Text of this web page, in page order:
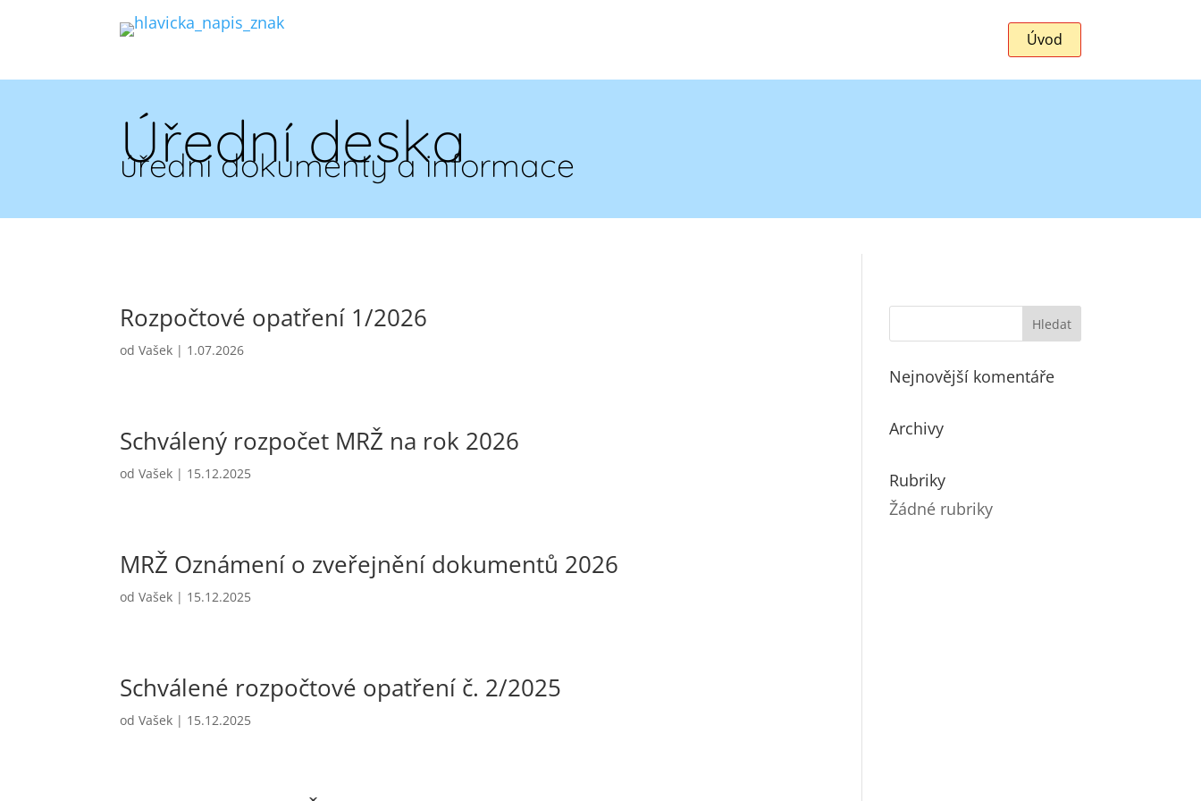
Úvod
Úřední deska
úřední dokumenty a informace
Rozpočtové opatření 1/2026
odVašek | 1.07.2026
Schválený rozpočet MRŽ na rok 2026
odVašek | 15.12.2025
MRŽ Oznámení o zveřejnění dokumentů 2026
odVašek | 15.12.2025
Schválené rozpočtové opatření č. 2/2025
odVašek | 15.12.2025
Nejnovější komentáře
Archivy
Rubriky
Žádné rubriky